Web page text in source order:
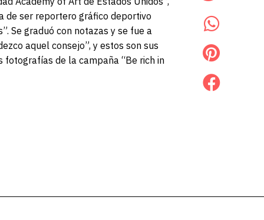
de ser reportero gráfico deportivo
Se graduó con notazas y se fue a
aquel consejo”, y estos son sus
fotografías de la campaña “Be rich in